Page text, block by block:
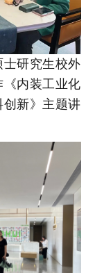
研究生校外
内装工业化
新》主题讲